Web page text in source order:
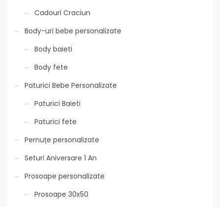
Cadouri Craciun
Body-uri bebe personalizate
Body baieti
Body fete
Paturici Bebe Personalizate
Paturici Baieti
Paturici fete
Pernuțe personalizate
Seturi Aniversare 1 An
Prosoape personalizate
Prosoape 30x50